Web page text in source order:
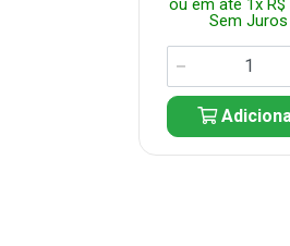
ou em até 1x R$
Sem Juros